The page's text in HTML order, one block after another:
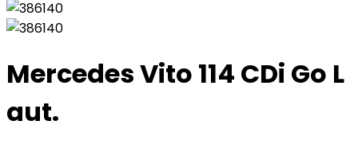
Mercedes Vito 114 CDi Go L
aut.